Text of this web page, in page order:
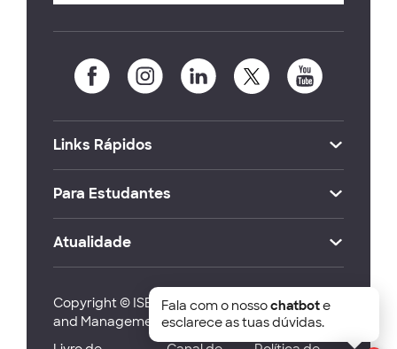
Links Rápidos
Para Estudantes
Atualidade
Copyright © ISEG Lisbon School of Economics
and Management 2026
Fala com o nossochatbote
esclarece as tuas dúvidas.